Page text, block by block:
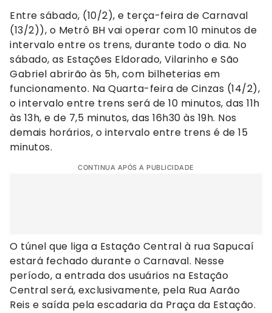
Entre sábado, (10/2), e terça-feira de Carnaval
(13/2)), o Metrô BH vai operar com 10 minutos de
intervalo entre os trens, durante todo o dia. No
sábado, as Estações Eldorado, Vilarinho e São
Gabriel abrirão às 5h, com bilheterias em
funcionamento. Na Quarta-feira de Cinzas (14/2),
o intervalo entre trens será de 10 minutos, das 11h
às 13h, e de 7,5 minutos, das 16h30 às 19h. Nos
demais horários, o intervalo entre trens é de 15
minutos.
CONTINUA APÓS A PUBLICIDADE
O túnel que liga a Estação Central à rua Sapucaí
estará fechado durante o Carnaval. Nesse
período, a entrada dos usuários na Estação
Central será, exclusivamente, pela Rua Aarão
Reis e saída pela escadaria da Praça da Estação.